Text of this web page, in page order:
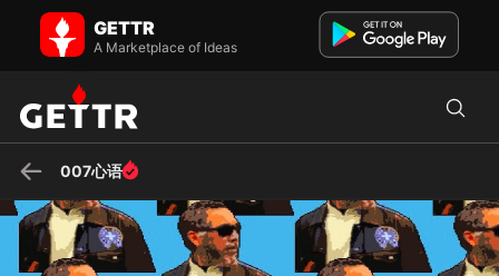
007心语 on GETTR - Profile and Posts
我是新中国联邦人💃 I ❣️ NFSC🤩
GETTR
A Marketplace of Ideas
007心语